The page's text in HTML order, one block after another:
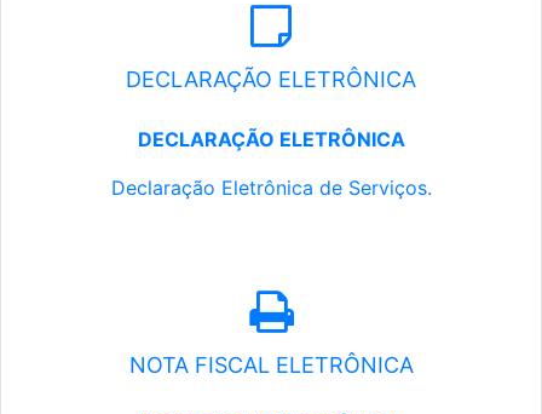
DECLARAÇÃO ELETRÔNICA
DECLARAÇÃO ELETRÔNICA
Declaração Eletrônica de Serviços.
NOTA FISCAL ELETRÔNICA